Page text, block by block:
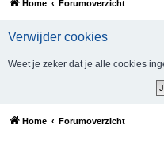
Home Forumoverzicht
Verwijder cookies
Weet je zeker dat je alle cookies
Home Forumoverzicht